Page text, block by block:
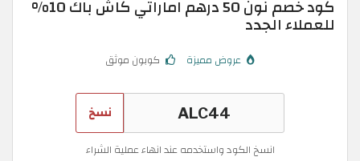
كود خصم نون 50 درهم اماراتي كاش باك 10%
للعملاء الجدد
عروض مميزة كوبون موثق
نسخ
انسخ الكود واستخدمه عند انهاء عملية الشراء